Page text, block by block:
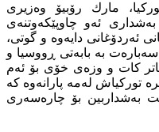
مارك رۆبیۆ وەزیری
ئەو چاوپێکەوتنەی
ئەردۆغانی دایەوە و گوتی،
بە بابەتی ڕووسیا و
کات و وزەی خۆی بۆ ئەم
تورکیاش لەمە پارانەوە کە
بەشداربین بۆ چارەسەری